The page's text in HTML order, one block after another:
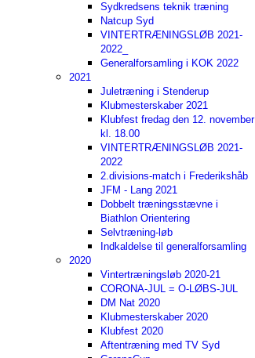
Sydkredsens teknik træning
Natcup Syd
VINTERTRÆNINGSLØB 2021-
2022_
Generalforsamling i KOK 2022
2021
Juletræning i Stenderup
Klubmesterskaber 2021
Klubfest fredag den 12. november
kl. 18.00
VINTERTRÆNINGSLØB 2021-
2022
2.divisions-match i Frederikshåb
JFM - Lang 2021
Dobbelt træningsstævne i
Biathlon Orientering
Selvtræning-løb
Indkaldelse til generalforsamling
2020
Vintertræningsløb 2020-21
CORONA-JUL = O-LØBS-JUL
DM Nat 2020
Klubmesterskaber 2020
Klubfest 2020
Aftentræning med TV Syd